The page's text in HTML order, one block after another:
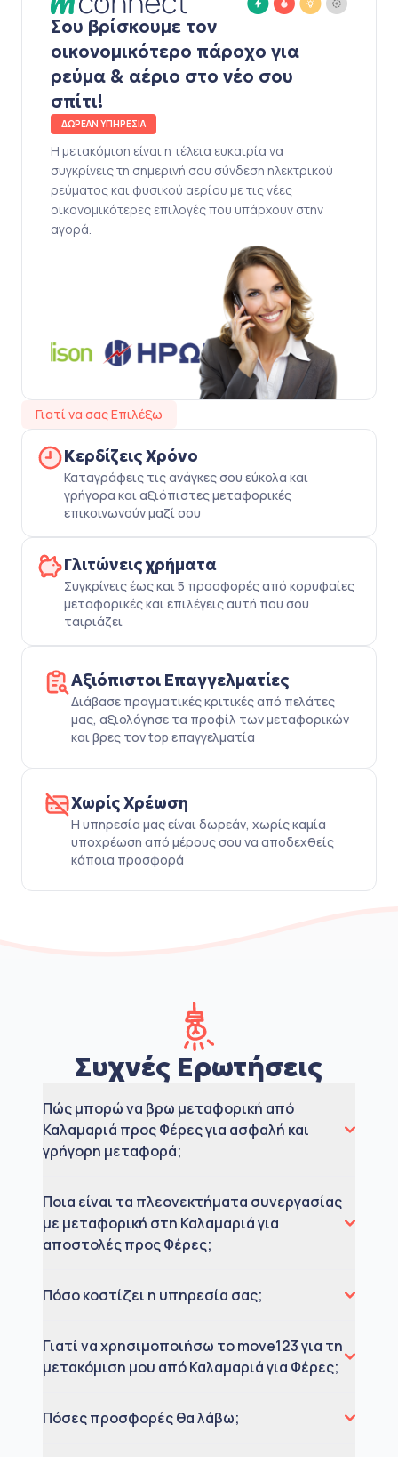
Σου βρίσκουμε τον
οικονομικότερο πάροχο για
ρεύμα & αέριο στο νέο σου
σπίτι!
ΔΩΡΕΑΝ ΥΠΗΡΕΣΙΑ
Η μετακόμιση είναι η τέλεια ευκαιρία να
συγκρίνεις τη σημερινή σου σύνδεση ηλεκτρικού
ρεύματος και φυσικού αερίου με τις νέες
οικονομικότερες επιλογές που υπάρχουν στην
αγορά.
Γιατί να σας Επιλέξω
Κερδίζεις Χρόνο
Καταγράφεις τις ανάγκες σου εύκολα και
γρήγορα και αξιόπιστες μεταφορικές
επικοινωνούν μαζί σου
Γλιτώνεις χρήματα
Συγκρίνεις έως και 5 προσφορές από κορυφαίες
μεταφορικές και επιλέγεις αυτή που σου
ταιριάζει
Αξιόπιστοι Επαγγελματίες
Διάβασε πραγματικές κριτικές από πελάτες
μας, αξιολόγησε τα προφίλ των μεταφορικών
και βρες τον top επαγγελματία
Χωρίς Χρέωση
Η υπηρεσία μας είναι δωρεάν, χωρίς καμία
υποχρέωση από μέρους σου να αποδεχθείς
κάποια προσφορά
Συχνές Ερωτήσεις
Πώς μπορώ να βρω μεταφορική από
Καλαμαριά προς Φέρες για ασφαλή και
γρήγορη μεταφορά;
Ποια είναι τα πλεονεκτήματα συνεργασίας
με μεταφορική στη Καλαμαριά για
αποστολές προς Φέρες;
Πόσο κοστίζει η υπηρεσία σας;
Γιατί να χρησιμοποιήσω το move123 για τη
μετακόμιση μου από Καλαμαριά για Φέρες;
Πόσες προσφορές θα λάβω;